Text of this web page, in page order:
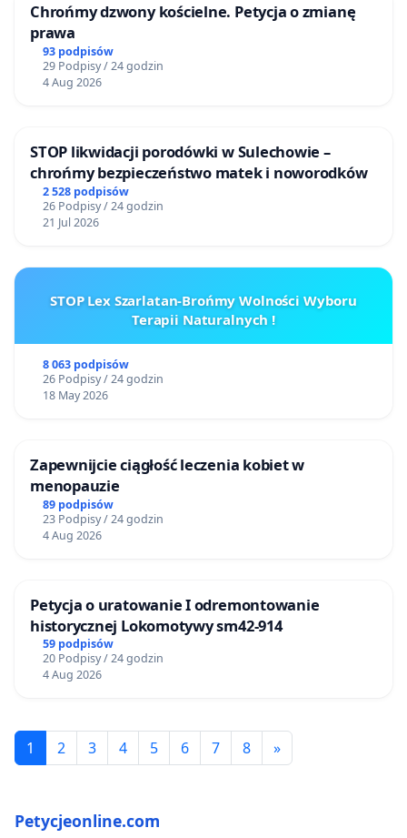
Chrońmy dzwony kościelne. Petycja o zmianę
prawa
93 podpisów
29 Podpisy / 24 godzin
4 Aug 2026
STOP likwidacji porodówki w Sulechowie –
chrońmy bezpieczeństwo matek i noworodków
2 528 podpisów
26 Podpisy / 24 godzin
21 Jul 2026
STOP Lex Szarlatan-Brońmy Wolności Wyboru
Terapii Naturalnych !
8 063 podpisów
26 Podpisy / 24 godzin
18 May 2026
Zapewnijcie ciągłość leczenia kobiet w
menopauzie
89 podpisów
23 Podpisy / 24 godzin
4 Aug 2026
Petycja o uratowanie I odremontowanie
historycznej Lokomotywy sm42-914
59 podpisów
20 Podpisy / 24 godzin
4 Aug 2026
1 2 3 4 5 6 7 8 »
Petycjeonline.com